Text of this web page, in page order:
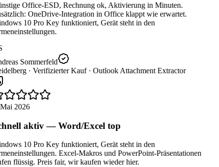
Office-ESD, Rechnung ok, Aktivierung in Minuten.
OneDrive-Integration in Office klappt wie erwartet.
10 Pro Key funktioniert, Gerät steht in den
Sommerfeld
· Verifizierter Kauf · Outlook Attachment Extractor
2026
aktiv — Word/Excel top
10 Pro Key funktioniert, Gerät steht in den
Excel-Makros und PowerPoint-Präsentationen
flüssig. Preis fair, wir kaufen wieder hier.